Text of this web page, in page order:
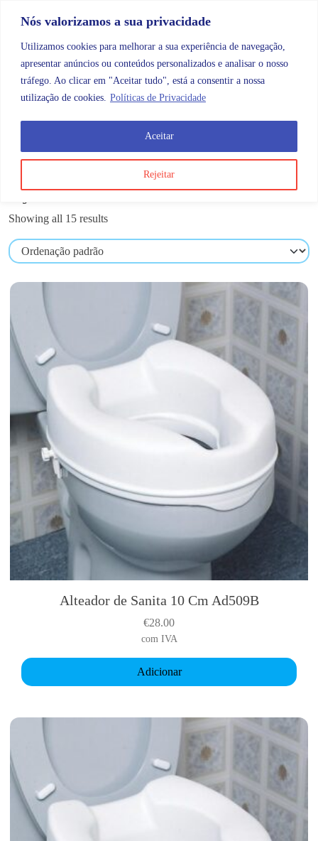
Nós valorizamos a sua privacidade
Utilizamos cookies para melhorar a sua experiência de navegação,
apresentar anúncios ou conteúdos personalizados e analisar o nosso
tráfego. Ao clicar em "Aceitar tudo", está a consentir a nossa
utilização de cookies. Políticas de Privacidade
Rejeitar
Aceitar
Categorias
Ajudas técnicas
Ajudas técnicas
Showing all 15 results
Alteador de Sanita 10 Cm Ad509B
€28.00
com IVA
Adicionar